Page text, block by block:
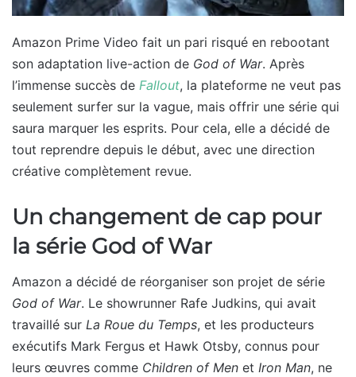
Amazon Prime Video fait un pari risqué en rebootant
son adaptation live-action de God of War. Après
l’immense succès de Fallout, la plateforme ne veut pas
seulement surfer sur la vague, mais offrir une série qui
saura marquer les esprits. Pour cela, elle a décidé de
tout reprendre depuis le début, avec une direction
créative complètement revue.
Un changement de cap pour
la série God of War
Amazon a décidé de réorganiser son projet de série
God of War. Le showrunner Rafe Judkins, qui avait
travaillé sur La Roue du Temps, et les producteurs
exécutifs Mark Fergus et Hawk Otsby, connus pour
leurs œuvres comme Children of Men et Iron Man, ne